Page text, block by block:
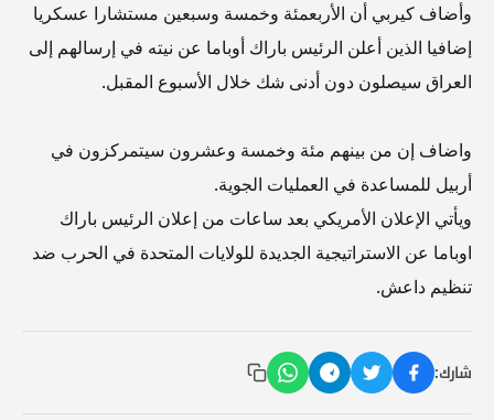
وأضاف كيربي أن الأربعمئة وخمسة وسبعين مستشارا عسكريا
إضافيا الذين أعلن الرئيس باراك أوباما عن نيته في إرسالهم إلى
العراق سيصلون دون أدنى شك خلال الأسبوع المقبل.
واضاف إن من بينهم مئة وخمسة وعشرون سيتمركزون في
أربيل للمساعدة في العمليات الجوية.
ويأتي الإعلان الأمريكي بعد ساعات من إعلان الرئيس باراك
اوباما عن الاستراتيجية الجديدة للولايات المتحدة في الحرب ضد
تنظيم داعش.
شارك: